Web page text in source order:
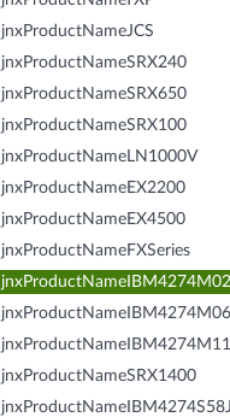
jnxProductNameJCS
jnxProductNameSRX240
jnxProductNameSRX650
jnxProductNameSRX100
jnxProductNameLN1000V
jnxProductNameEX2200
jnxProductNameEX4500
jnxProductNameFXSeries
jnxProductNameSRX1400